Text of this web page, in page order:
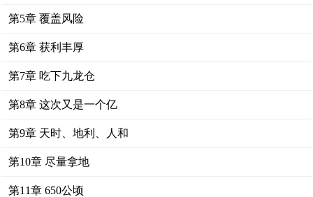
第5章 覆盖风险
第6章 获利丰厚
第7章 吃下九龙仓
第8章 这次又是一个亿
第9章 天时、地利、人和
第10章 尽量拿地
第11章 650公顷